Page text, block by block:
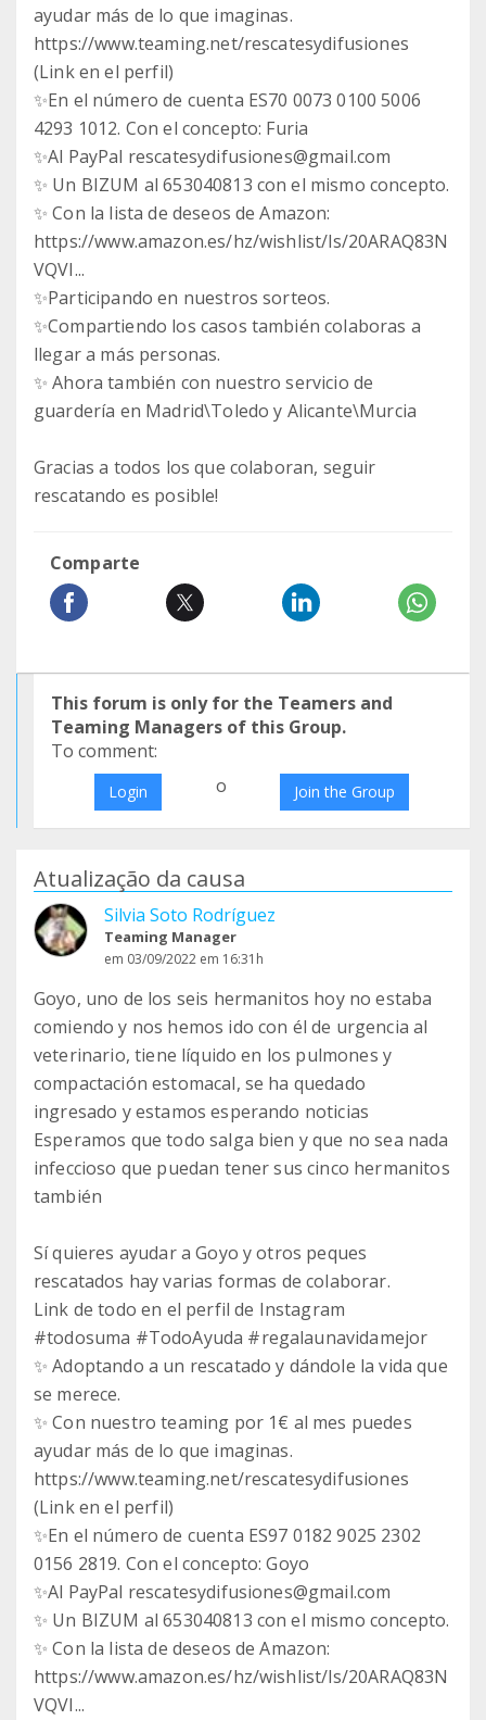
ayudar más de lo que imaginas.
https://www.teaming.net/rescatesydifusiones
(Link en el perfil)
✨En el número de cuenta ES70 0073 0100 5006
4293 1012. Con el concepto: Furia
✨Al PayPal rescatesydifusiones@gmail.com
✨ Un BIZUM al 653040813 con el mismo concepto.
✨ Con la lista de deseos de Amazon:
https://www.amazon.es/hz/wishlist/ls/20ARAQ83N
VQVI...
✨Participando en nuestros sorteos.
✨Compartiendo los casos también colaboras a
llegar a más personas.
✨ Ahora también con nuestro servicio de
guardería en Madrid\Toledo y Alicante\Murcia
Gracias a todos los que colaboran, seguir
rescatando es posible!
Comparte
This forum is only for the Teamers and
Teaming Managers of this Group.
To comment:
Login o Join the Group
Atualização da causa
Silvia Soto Rodríguez
Teaming Manager
em 03/09/2022 em 16:31h
Goyo, uno de los seis hermanitos hoy no estaba
comiendo y nos hemos ido con él de urgencia al
veterinario, tiene líquido en los pulmones y
compactación estomacal, se ha quedado
ingresado y estamos esperando noticias
Esperamos que todo salga bien y que no sea nada
infeccioso que puedan tener sus cinco hermanitos
también
Sí quieres ayudar a Goyo y otros peques
rescatados hay varias formas de colaborar.
Link de todo en el perfil de Instagram
#todosuma #TodoAyuda #regalaunavidamejor
✨ Adoptando a un rescatado y dándole la vida que
se merece.
✨ Con nuestro teaming por 1€ al mes puedes
ayudar más de lo que imaginas.
https://www.teaming.net/rescatesydifusiones
(Link en el perfil)
✨En el número de cuenta ES97 0182 9025 2302
0156 2819. Con el concepto: Goyo
✨Al PayPal rescatesydifusiones@gmail.com
✨ Un BIZUM al 653040813 con el mismo concepto.
✨ Con la lista de deseos de Amazon:
https://www.amazon.es/hz/wishlist/ls/20ARAQ83N
VQVI...